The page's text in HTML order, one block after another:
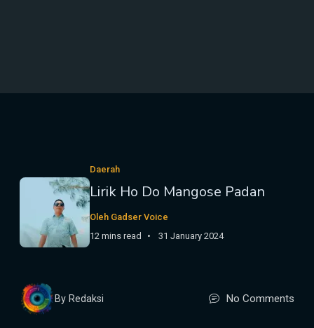
Daerah
Lirik Ho Do Mangose Padan
Oleh Gadser Voice
12 mins read
31 January 2024
By Redaksi No Comments